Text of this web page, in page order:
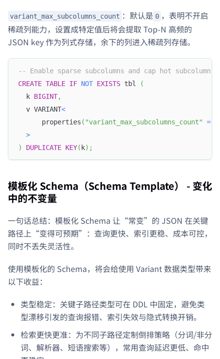
variant_max_subcolumns_count ：默认是 0 ，表明不开启
稀疏列能力，设置成特定值后将会提取 Top-N 高频的
JSON key 作为列式存储，余下的列进入稀疏列存储。
-- Enable sparse subcolumns and cap hot subcolumn
CREATE TABLE IF NOT EXISTS tbl
(
  k
BIGINT,
  v VARIANT
<
      properties
( "variant_max_subcolumns_count" =
>
)
DUPLICATE KEY( k) ;
模板化 Schema（Schema Template） - 变化
中的不变量
一句话总结：模板化 Schema 让“常变”的 JSON 在关键
路径上“变得可预期”：查询更快、索引更稳、成本可控，
同时不丢失灵活性。
使用模板化的 Schema，将会给使用 Variant 数据类型带来
以下收益：
类型稳定：关键子路径类型可在 DDL 中固定，避免类
型漂移引发的查询报错、索引失效与隐式转换开销。
检索更快更准：为不同子路径定制倒排策略（分词/非分
词、解析器、短语搜索等），常用查询延迟更低、命中